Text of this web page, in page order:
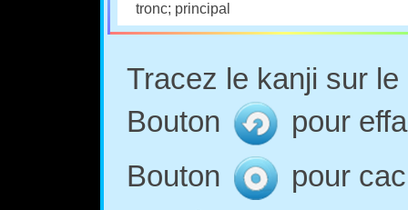
tronc; principal
Tracez le kanji sur
Bouton
pour
Bouton
pour